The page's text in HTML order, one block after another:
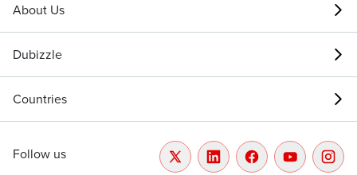
About Us
Dubizzle
Countries
Follow us